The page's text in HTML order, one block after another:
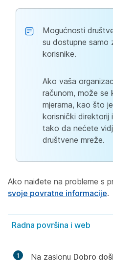
Mogućnosti
su dostupne samo
korisnike.
Ako vaša
računom, može se
mjerama, kao što
korisnički direktorij
tako da nećete
društvene mreže.
Ako naiđete na probleme s
svoje povratne informacije.
Radna površina i web
1 Na zaslonu Dobro